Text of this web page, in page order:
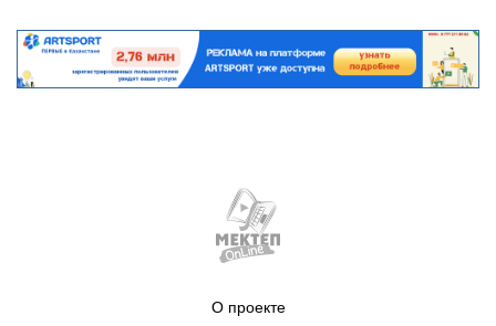
О проекте